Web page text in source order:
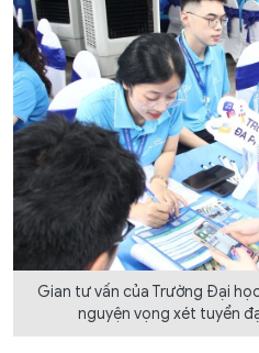
Gian tư vấn của Trường Đại
nguyện vọng xét tuyển